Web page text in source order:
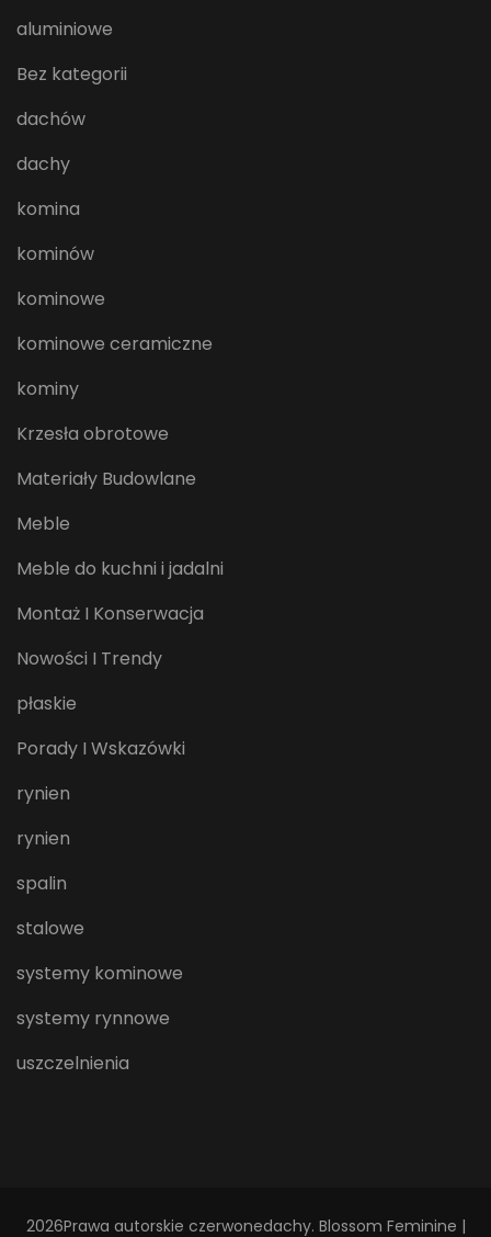
aluminiowe
Bez kategorii
dachów
dachy
komina
kominów
kominowe
kominowe ceramiczne
kominy
Krzesła obrotowe
Materiały Budowlane
Meble
Meble do kuchni i jadalni
Montaż I Konserwacja
Nowości I Trendy
płaskie
Porady I Wskazówki
rynien
rynien
spalin
stalowe
systemy kominowe
systemy rynnowe
uszczelnienia
2026Prawa autorskie czerwonedachy. Blossom Feminine |